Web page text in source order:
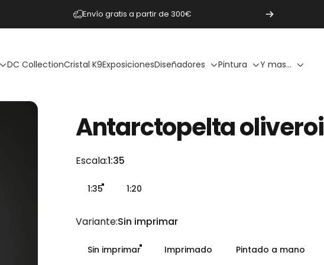
Envío gratis a partir de 300€
DC CollectionCristal K9ExposicionesDiseñadores Pintura Y mas...
Antarctopeltaoliveroi
Escala
Escala:1:35
1:35 1:20
Variante
Variante:Sin imprimar
Sin imprimar Imprimado Pintado a mano